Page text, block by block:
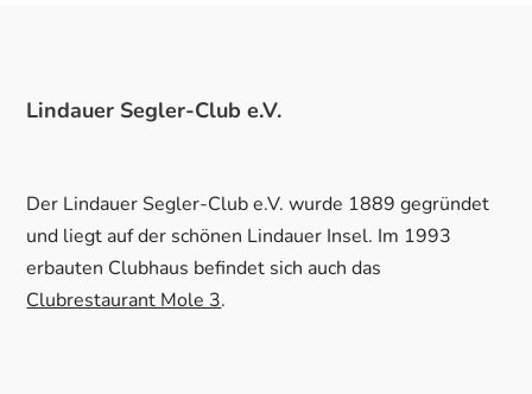
Lindauer Segler-Club e.V.
Der Lindauer Segler-Club e.V. wurde 1889 gegründet
und liegt auf der schönen Lindauer Insel. Im 1993
erbauten Clubhaus befindet sich auch das
Clubrestaurant Mole 3.